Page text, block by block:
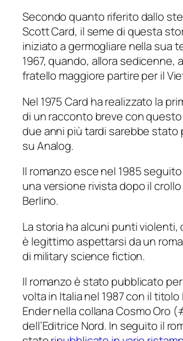
Secondo quanto riferito dallo
Scott Card, il seme di questa
iniziato a germogliare nella sua
1967, quando, allora sedicenne,
fratello maggiore partire per il
Nel 1975 Card ha realizzato la
di un racconto breve con
due anni più tardi sarebbe stato
suAnalog.
Il romanzo esce nel 1985 seguito
una versione rivista dopo il
Berlino.
La storia ha alcuni punti violenti,
è legittimo aspettarsi da un
di military science fiction.
Il romanzo è stato pubblicato
volta in Italia nel 1987 con il titolo
Endernella collana Cosmo Oro
dell’Editrice Nord. In seguito il